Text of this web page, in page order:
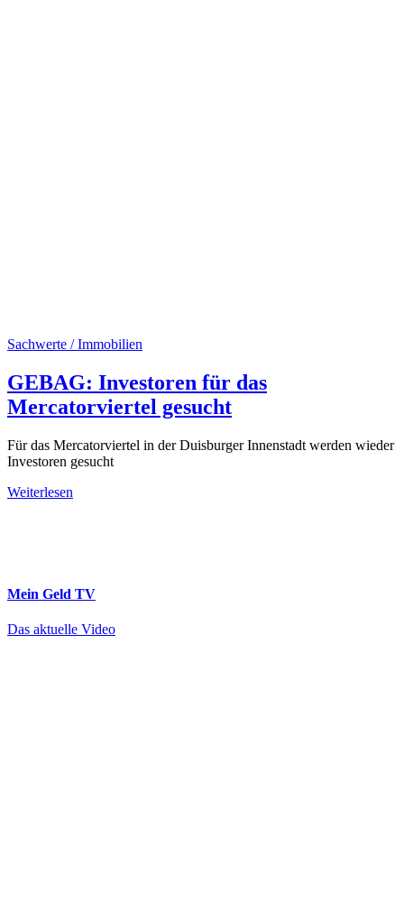
Sachwerte / Immobilien
GEBAG: Investoren für das
Mercatorviertel gesucht
Für das Mercatorviertel in der Duisburger Innenstadt werden wieder
Investoren gesucht
Weiterlesen
Mein Geld TV
Das aktuelle Video